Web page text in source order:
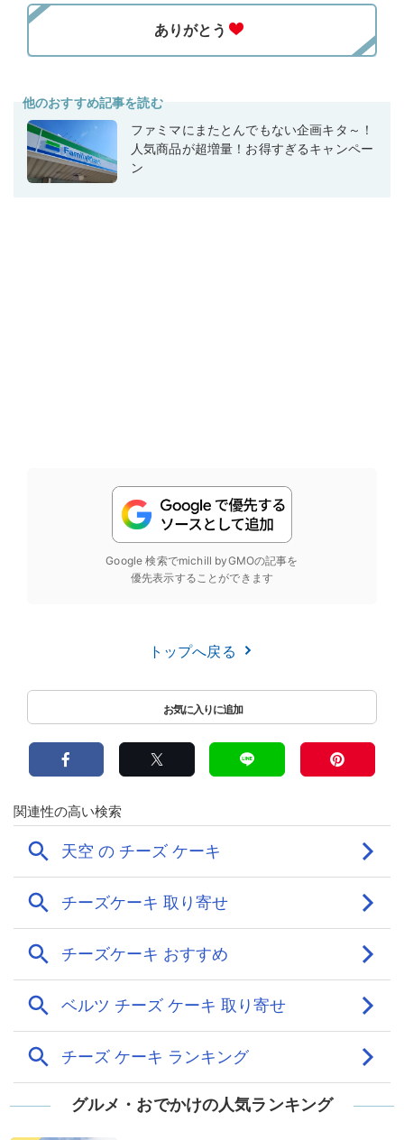
他のおすすめ記事を読む
ファミマにまたとんでもない企画キタ～！
人気商品が超増量！お得すぎるキャンペー
ン
Google 検索でmichill byGMOの記事を
優先表示することができます
トップへ戻る
グルメ・おでかけの人気ランキング